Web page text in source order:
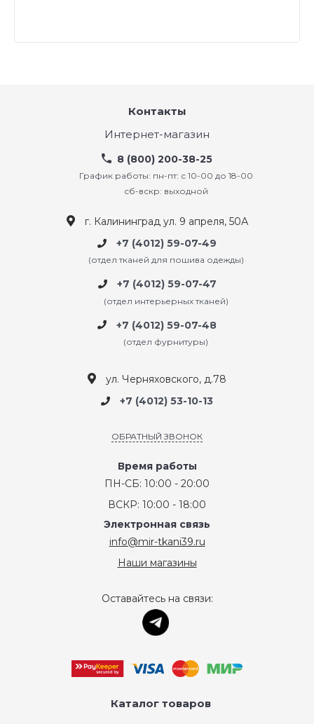
Контакты
Интернет-магазин
8 (800) 200-38-25
График работы: пн-пт: с 10-00 до 18-00
сб-вскр: выходной
г. Калининград ул. 9 апреля, 50А
+7 (4012) 59-07-49
(отдел тканей для пошива одежды)
+7 (4012) 59-07-47
(отдел интерьерных тканей)
+7 (4012) 59-07-48
(отдел фурнитуры)
ул. Черняховского, д.78
+7 (4012) 53-10-13
ОБРАТНЫЙ ЗВОНОК
Время работы
ПН-СБ: 10:00 - 20:00
ВСКР: 10:00 - 18:00
Электронная связь
info@mir-tkani39.ru
Наши магазины
Оставайтесь на связи:
Каталог товаров